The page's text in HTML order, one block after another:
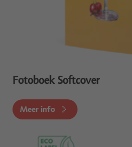
Fotoboek Softcover
Meer info